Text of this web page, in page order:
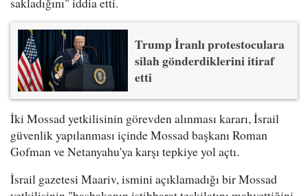
Trump İranlı protestoculara
silah gönderdiklerini itiraf
etti
İki Mossad yetkilisinin görevden alınması kararı, İsrail
güvenlik yapılanması içinde Mossad başkanı Roman
Gofman ve Netanyahu'ya karşı tepkiye yol açtı.
İsrail gazetesi Maariv, ismini açıklamadığı bir Mossad